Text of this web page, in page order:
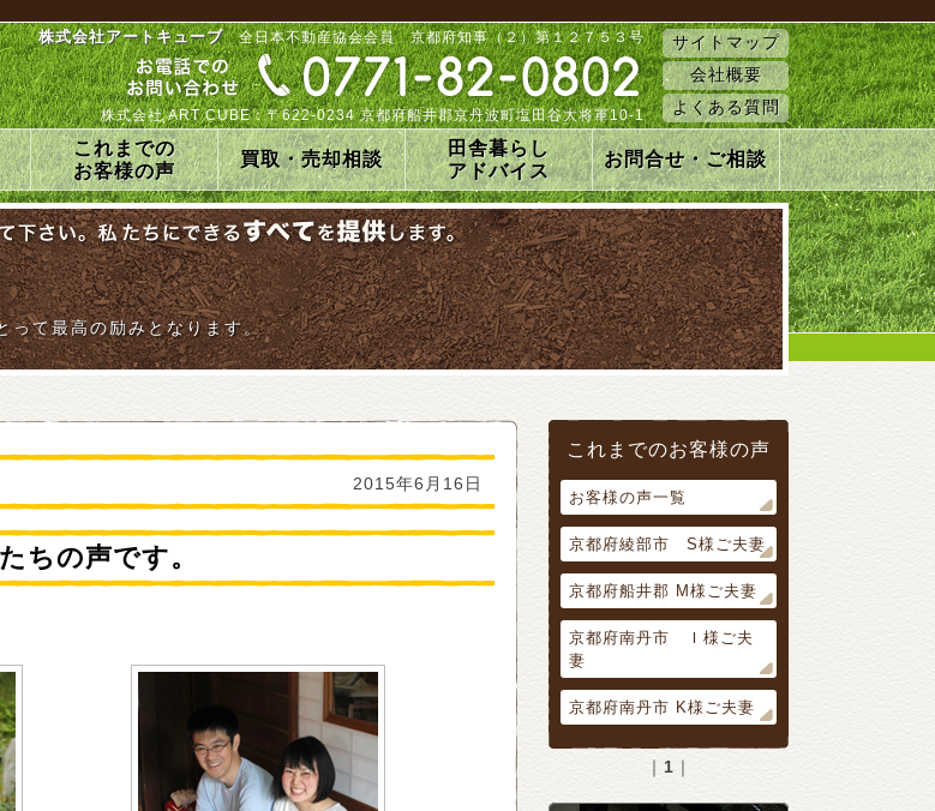
株式会社アートキューブ全日本不動産協会会員 京都府知事（２）第１２７５３号
株式会社 ART CUBE：〒622-0234 京都府船井郡京丹波町塩田谷大将軍10-1
サイトマップ
会社概要
よくある質問
これまでの
お客様の声
買取・売却相談
田舎暮らし
アドバイス
お問合せ・ご相談
って最高の励みとなります。
2015年6月16日
ちの声です。
これまでのお客様の声
お客様の声一覧
京都府綾部市 S様ご夫妻
京都府船井郡 M様ご夫妻
京都府南丹市 Ｉ様ご夫
妻
京都府南丹市 K様ご夫妻
｜ 1 ｜